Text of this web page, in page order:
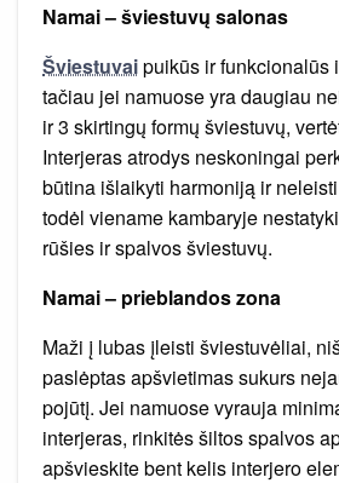
Namai – šviestuvų salonas
Šviestuvaipuikūs ir funkcionalūs
tačiau jei namuose yra daugiau
ir 3 skirtingų formų šviestuvų,
Interjeras atrodys neskoningai
būtina išlaikyti harmoniją ir
todėl viename kambaryje
rūšies ir spalvos šviestuvų.
Namai – prieblandos zona
Maži į lubas įleisti šviestuvėliai,
paslėptas apšvietimas sukurs
pojūtį. Jei namuose vyrauja
interjeras, rinkitės šiltos spalvos
apšvieskite bent kelis interjero